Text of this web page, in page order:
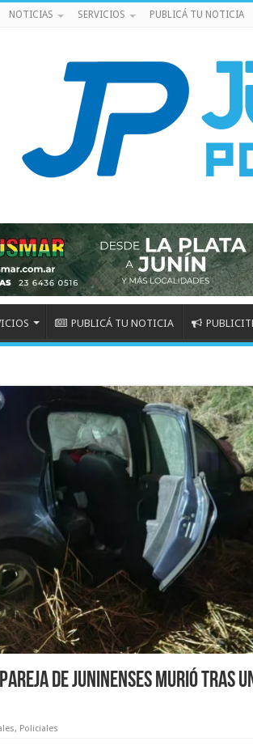
NOTICIAS SERVICIOS PUBLICÁ TU NOTICIA
PUBLICÁ TU NOTICIA
de juninenses murió tras
, Policiales